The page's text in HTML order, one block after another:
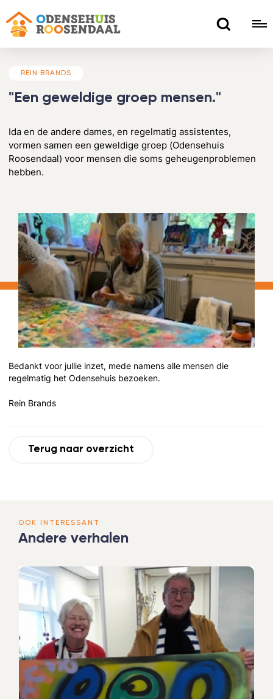
REIN BRANDS
"Een geweldige groep mensen."
Ida en de andere dames, en regelmatig assistentes,
vormen samen een geweldige groep (Odensehuis
Roosendaal) voor mensen die soms geheugenproblemen
hebben.
Bedankt voor jullie inzet, mede namens alle mensen die
regelmatig het Odensehuis bezoeken.
Rein Brands
Terug naar overzicht
OOK INTERESSANT
Andere verhalen